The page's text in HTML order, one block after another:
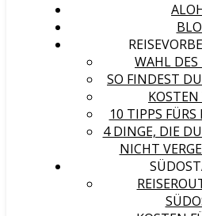
WAHL DES
SO FINDEST
KOSTEN
10 TIPPS FÜRS
4 DINGE, DIE
NICHT